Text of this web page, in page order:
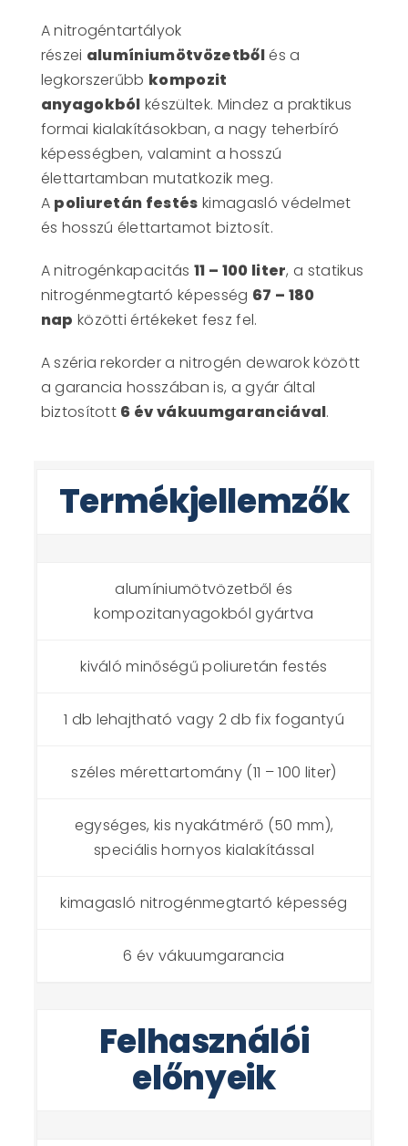
A nitrogéntartályok
részei alumíniumötvözetbőlés a
legkorszerűbb kompozit
anyagokból készültek. Mindez a praktikus
formai kialakításokban, a nagy teherbíró
képességben, valamint a hosszú
élettartamban mutatkozik meg.
A poliuretán festés kimagasló védelmet
és hosszú élettartamot biztosít.
A nitrogénkapacitás 11 – 100 liter, a statikus
nitrogénmegtartó képesség 67 – 180
nap közötti értékeket fesz fel.
A széria rekorder a nitrogén dewarok között
a garancia hosszában is, a gyár által
biztosított 6 év vákuumgaranciával.
Termékjellemzők
alumíniumötvözetből és
kompozitanyagokból gyártva
kiváló minőségű poliuretán festés
1 db lehajtható vagy 2 db fix fogantyú
széles mérettartomány (11 – 100 liter)
egységes, kis nyakátmérő (50 mm),
speciális hornyos kialakítással
kimagasló nitrogénmegtartó képesség
6 év vákuumgarancia
Felhasználói
előnyeik